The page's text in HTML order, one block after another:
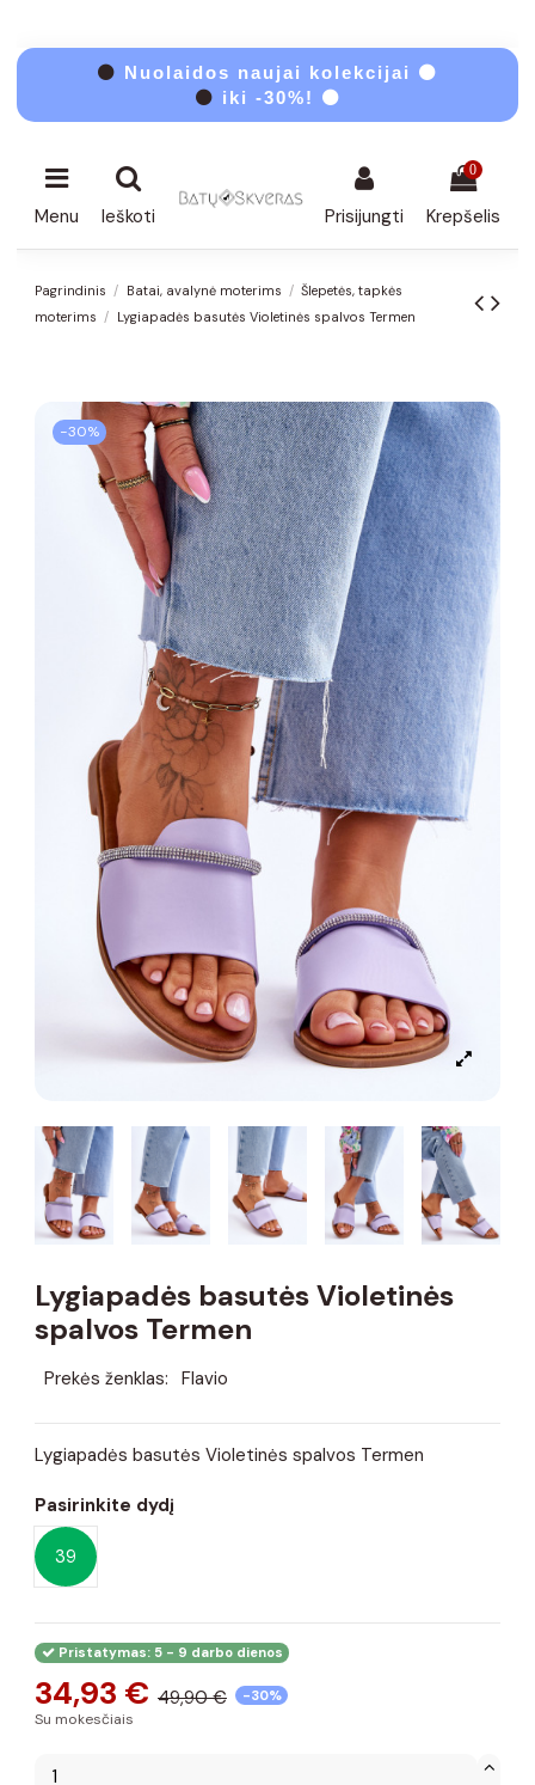
⚫ Nuolaidos naujai kolekcijai ⚫
⚫ iki -30%! ⚫
Menu Ieškoti Prisijungti
0
Krepšelis
Pagrindinis Batai, avalynė moterims
Šlepetės, tapkės
moterims
Lygiapadės basutės Violetinės spalvos Termen
−30%
Lygiapadės basutės Violetinės
spalvos Termen
Prekės ženklas: Flavio
Lygiapadės basutės Violetinės spalvos Termen
Pasirinkite dydį
39
Pristatymas: 5 - 9 darbo dienos
34,93 € 49,90 € -30%
Su mokesčiais